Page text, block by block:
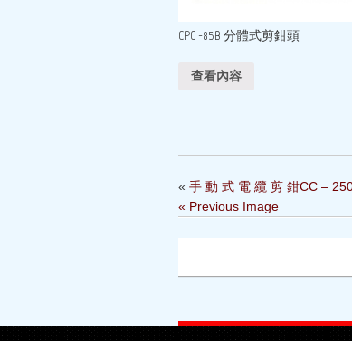
CPC -85B 分體式剪鉗頭
查看內容
« 手 動 式 電 纜 剪 鉗CC –
« Previous Image